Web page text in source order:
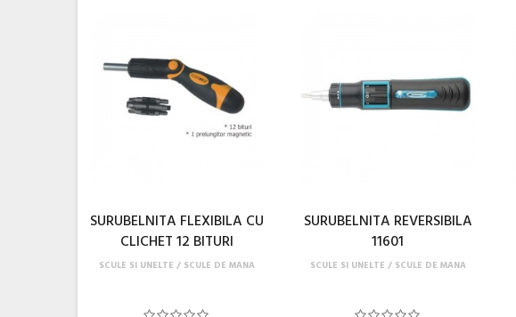
SURUBELNITA FLEXIBILA CU
CLICHET 12 BITURI
SCULE SI UNELTE SCULE DE MANA
SURUBELNITA REVERSIBILA
11601
SCULE SI UNELTE SCULE DE MANA